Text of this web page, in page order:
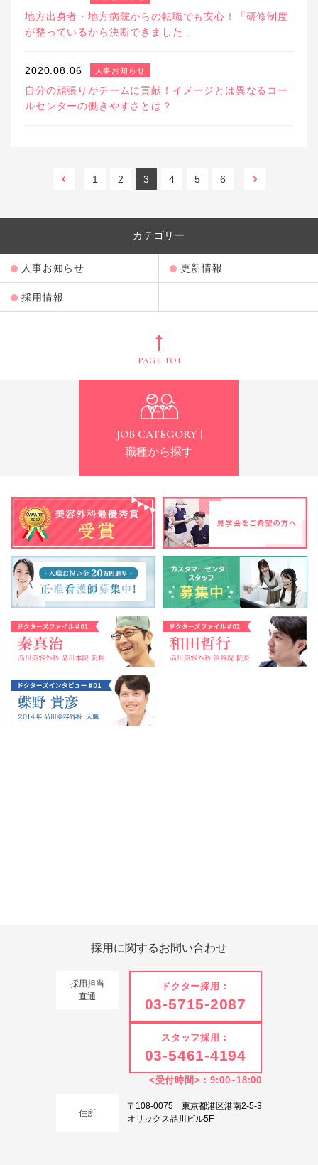
地方出身者・地方病院からの転職でも安心！「研修制度
が整っているから決断できました 」
2020.08.06 人事お知らせ
自分の頑張りがチームに貢献！イメージとは異なるコー
ルセンターの働きやすさとは？
前へ1 2 3 4 5 6
カテゴリー
人事お知らせ 更新情報
採用情報
JOB CATEGORY |
職種から探す
採用に関するお問い合わせ
採用担当
直通
ドクター採用：
03-5715-2087
スタッフ採用：
03-5461-4194
<受付時間>：9:00~18:00
住所
〒108-0075 東京都港区港南2-5-3
オリックス品川ビル5F
PAGE TOP